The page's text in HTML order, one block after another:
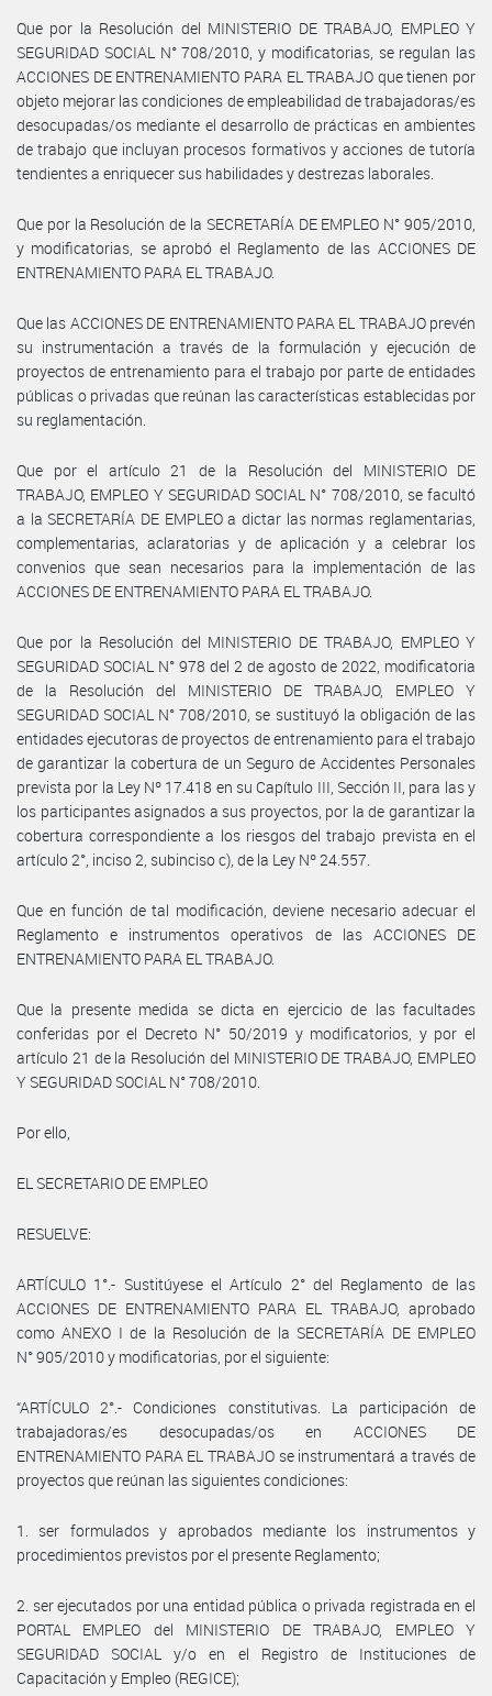
Que por la Resolución del MINISTERIO DE TRABAJO, EMPLEO Y
SEGURIDAD SOCIAL N° 708/2010, y modificatorias, se regulan las
ACCIONES DE ENTRENAMIENTO PARA EL TRABAJO que tienen por
objeto mejorar las condiciones de empleabilidad de trabajadoras/es
desocupadas/os mediante el desarrollo de prácticas en ambientes
de trabajo que incluyan procesos formativos y acciones de tutoría
tendientes a enriquecer sus habilidades y destrezas laborales.
Que por la Resolución de la SECRETARÍA DE EMPLEO N° 905/2010,
y modificatorias, se aprobó el Reglamento de las ACCIONES DE
ENTRENAMIENTO PARA EL TRABAJO.
Que las ACCIONES DE ENTRENAMIENTO PARA EL TRABAJO prevén
su instrumentación a través de la formulación y ejecución de
proyectos de entrenamiento para el trabajo por parte de entidades
públicas o privadas que reúnan las características establecidas por
su reglamentación.
Que por el artículo 21 de la Resolución del MINISTERIO DE
TRABAJO, EMPLEO Y SEGURIDAD SOCIAL N° 708/2010, se facultó
a la SECRETARÍA DE EMPLEO a dictar las normas reglamentarias,
complementarias, aclaratorias y de aplicación y a celebrar los
convenios que sean necesarios para la implementación de las
ACCIONES DE ENTRENAMIENTO PARA EL TRABAJO.
Que por la Resolución del MINISTERIO DE TRABAJO, EMPLEO Y
SEGURIDAD SOCIAL N° 978 del 2 de agosto de 2022, modificatoria
de la Resolución del MINISTERIO DE TRABAJO, EMPLEO Y
SEGURIDAD SOCIAL N° 708/2010, se sustituyó la obligación de las
entidades ejecutoras de proyectos de entrenamiento para el trabajo
de garantizar la cobertura de un Seguro de Accidentes Personales
prevista por la Ley Nº 17.418 en su Capítulo III, Sección II, para las y
los participantes asignados a sus proyectos, por la de garantizar la
cobertura correspondiente a los riesgos del trabajo prevista en el
artículo 2°, inciso 2, subinciso c), de la Ley Nº 24.557.
Que en función de tal modificación, deviene necesario adecuar el
Reglamento e instrumentos operativos de las ACCIONES DE
ENTRENAMIENTO PARA EL TRABAJO.
Que la presente medida se dicta en ejercicio de las facultades
conferidas por el Decreto N° 50/2019 y modificatorios, y por el
artículo 21 de la Resolución del MINISTERIO DE TRABAJO, EMPLEO
Y SEGURIDAD SOCIAL N° 708/2010.
Por ello,
EL SECRETARIO DE EMPLEO
RESUELVE:
ARTÍCULO 1°.- Sustitúyese el Artículo 2° del Reglamento de las
ACCIONES DE ENTRENAMIENTO PARA EL TRABAJO, aprobado
como ANEXO I de la Resolución de la SECRETARÍA DE EMPLEO
N° 905/2010 y modificatorias, por el siguiente:
“ARTÍCULO 2°.- Condiciones constitutivas. La participación de
trabajadoras/es desocupadas/os en ACCIONES DE
ENTRENAMIENTO PARA EL TRABAJO se instrumentará a través de
proyectos que reúnan las siguientes condiciones:
1. ser formulados y aprobados mediante los instrumentos y
procedimientos previstos por el presente Reglamento;
2. ser ejecutados por una entidad pública o privada registrada en el
PORTAL EMPLEO del MINISTERIO DE TRABAJO, EMPLEO Y
SEGURIDAD SOCIAL y/o en el Registro de Instituciones de
Capacitación y Empleo (REGICE);